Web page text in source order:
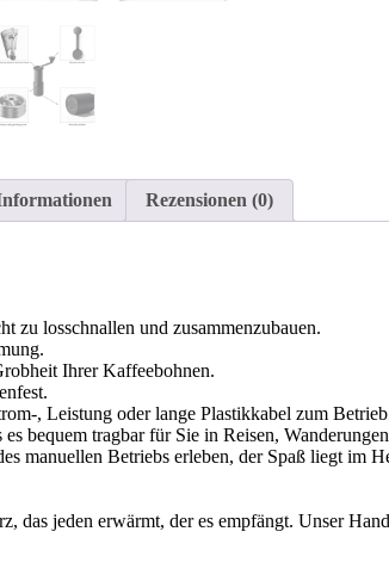
Rezensionen (0)
zu losschnallen und zusammenzubauen.
Ihrer Kaffeebohnen.
, Leistung oder lange Plastikkabel zum
bequem tragbar für Sie in Reisen,
manuellen Betriebs erleben, der Spaß liegt im
das jeden erwärmt, der es empfängt. Unser